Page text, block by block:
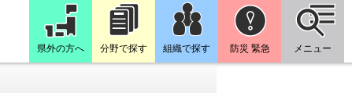
県外の方へ 分野で探す 組織で探す 防災 緊急 メニュー